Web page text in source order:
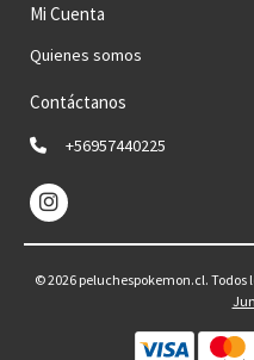
Mi Cuenta
Quienes somos
Contáctanos
+56957440225
© 2026 peluchespokemon.cl. Todos